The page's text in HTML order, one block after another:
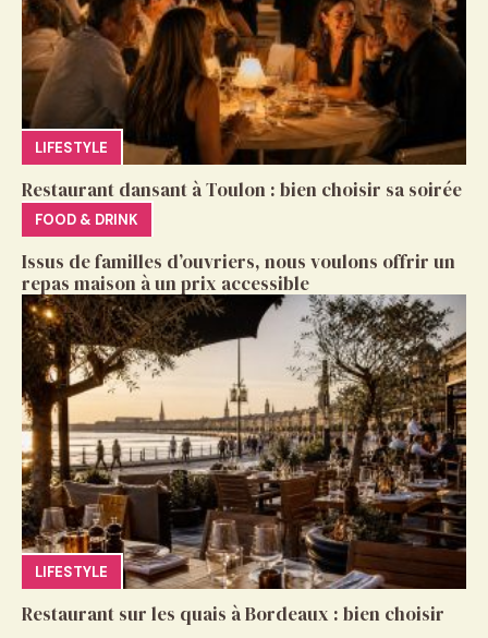
LIFESTYLE
Restaurant dansant à Toulon : bien choisir sa soirée
FOOD & DRINK
Issus de familles d’ouvriers, nous voulons offrir un
repas maison à un prix accessible
LIFESTYLE
Restaurant sur les quais à Bordeaux : bien choisir